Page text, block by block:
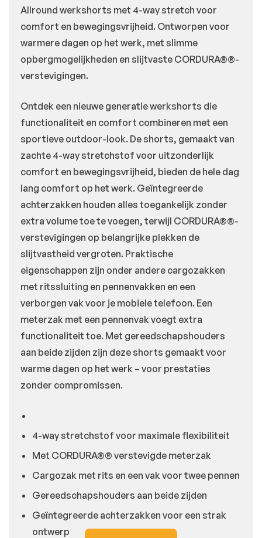
Allround werkshorts met 4-way stretch voor
comfort en bewegingsvrijheid. Ontworpen voor
warmere dagen op het werk, met slimme
opbergmogelijkheden en slijtvaste CORDURA®®-
verstevigingen.
Ontdek een nieuwe generatie werkshorts die
functionaliteit en comfort combineren met een
sportieve outdoor-look. De shorts, gemaakt van
zachte 4-way stretchstof voor uitzonderlijk
comfort en bewegingsvrijheid, bieden de hele dag
lang comfort op het werk. Geïntegreerde
achterzakken houden alles toegankelijk zonder
extra volume toe te voegen, terwijl CORDURA®®-
verstevigingen op belangrijke plekken de
slijtvastheid vergroten. Praktische
eigenschappen zijn onder andere cargozakken
met ritssluiting en pennenvakken en een
verborgen vak voor je mobiele telefoon. Een
meterzak met een pennenvak voegt extra
functionaliteit toe. Met gereedschapshouders
aan beide zijden zijn deze shorts gemaakt voor
warme dagen op het werk – voor prestaties
zonder compromissen.
4-way stretchstof voor maximale flexibiliteit
Met CORDURA®® verstevigde meterzak
Cargozak met rits en een vak voor twee pennen
Gereedschapshouders aan beide zijden
Geïntegreerde achterzakken voor een strak
ontwerp